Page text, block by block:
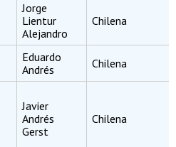
Jorge
Lientur
Alejandro
Chilena
Eduardo
Andrés
Chilena
Javier
Andrés
Gerst
Chilena